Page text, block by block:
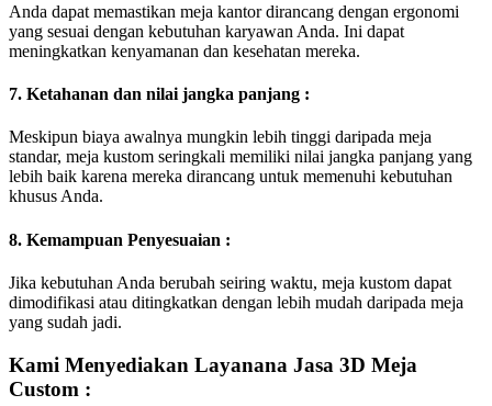
Anda dapat memastikan meja kantor dirancang dengan ergonomi
yang sesuai dengan kebutuhan karyawan Anda. Ini dapat
meningkatkan kenyamanan dan kesehatan mereka.
7. Ketahanan dan nilai jangka panjang :
Meskipun biaya awalnya mungkin lebih tinggi daripada meja
standar, meja kustom seringkali memiliki nilai jangka panjang yang
lebih baik karena mereka dirancang untuk memenuhi kebutuhan
khusus Anda.
8. Kemampuan Penyesuaian :
Jika kebutuhan Anda berubah seiring waktu, meja kustom dapat
dimodifikasi atau ditingkatkan dengan lebih mudah daripada meja
yang sudah jadi.
Kami Menyediakan Layanana Jasa 3D Meja
Custom :